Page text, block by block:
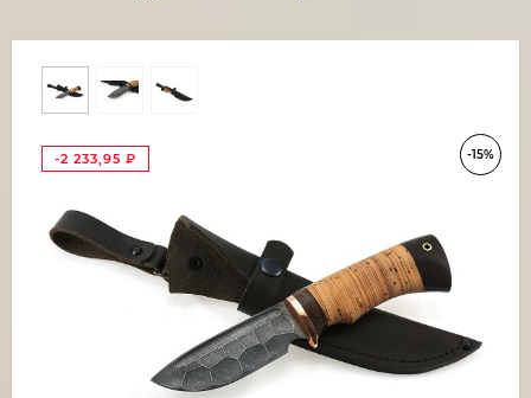
-15%
-2 233,95 ₽